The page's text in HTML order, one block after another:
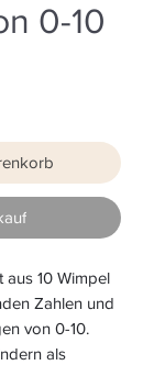
0-10
aus 10 Wimpel
Zahlen und
von 0-10.
als